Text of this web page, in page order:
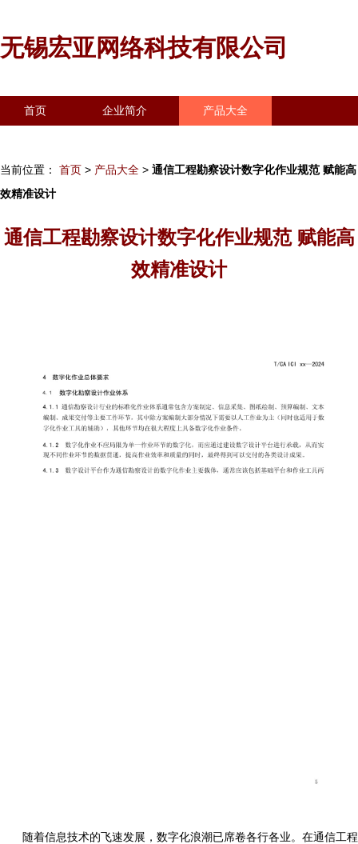
无锡宏亚网络科技有限公司
首页 企业简介 产品大全
当前位置： 首页 > 产品大全 > 通信工程勘察设计数字化作业规范 赋能高
效精准设计
通信工程勘察设计数字化作业规范 赋能高
效精准设计
随着信息技术的飞速发展，数字化浪潮已席卷各行各业。在通信工程